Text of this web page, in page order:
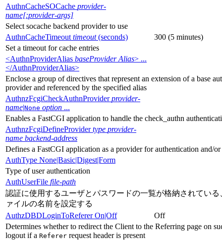
AuthnCacheSOCache provider-
name[:provider-args]
Select socache backend provider to use
AuthnCacheTimeout timeout(seconds)
300 (5 minutes)
Set a timeout for cache entries
<AuthnProviderAlias baseProvider Alias> ...
</AuthnProviderAlias>
Enclose a group of directives that represent an extension of a base
provider and referenced by the specified alias
AuthnzFcgiCheckAuthnProviderprovider-
name|None option ...
Enables a FastCGI application to handle the check_authn
AuthnzFcgiDefineProvidertype provider-
name backend-address
Defines a FastCGI application as a provider for authentication and/
AuthType None|Basic|Digest|Form
Type of user authentication
AuthUserFile file-path
認証に使用するユーザとパスワードの一覧が格納されている
ァイルの名前を設定する
AuthzDBDLoginToReferer On|Off
Off
Determines whether to redirect the Client to the Referring page on
logout if a Referer request header is present